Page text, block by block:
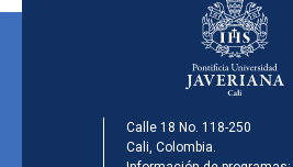
Calle 18 No. 118-250
Cali, Colombia.